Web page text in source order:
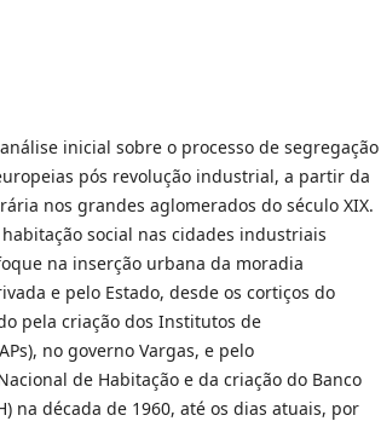
inicial sobre o processo de segregação
pós revolução industrial, a partir da
nos grandes aglomerados do século XIX.
social nas cidades industriais
na inserção urbana da moradia
e pelo Estado, desde os cortiços do
pela criação dos Institutos de
no governo Vargas, e pelo
de Habitação e da criação do Banco
na década de 1960, até os dias atuais, por